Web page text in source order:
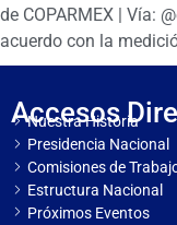
de COPARMEX | Vía:
acuerdo con la
Accesos
Nuestra Historia
Presidencia Nacional
Comisiones de
Estructura Nacional
Próximos Eventos